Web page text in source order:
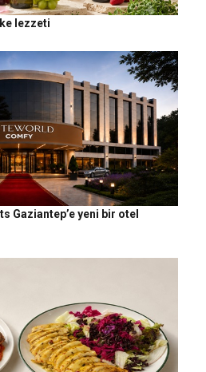
lezzeti
Gaziantep’e yeni bir otel